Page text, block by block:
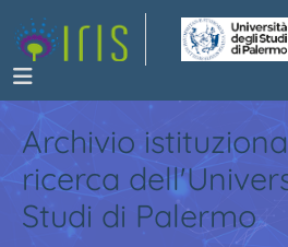
Archivio
ricerca
Studi di Palermo